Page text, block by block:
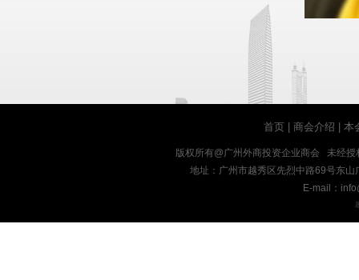
首页 |商会介绍 |本
版权所有@广州外商投资企业商会 未经
地址：广州市越秀区先烈中路69号东
E-mail：